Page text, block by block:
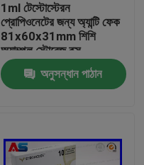
1ml টেস্টোস্টেরন
প্রোপিওনেটের জন্য অ্যান্টি ফেক
81x60x31mm শিশি
অ্যাম্পুল স্টোরেজ বক্স
অনুসন্ধান পাঠান